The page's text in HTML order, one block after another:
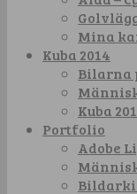
Mina
Kuba 2014
Bilarna
Kuba
Portfolio
Adobe